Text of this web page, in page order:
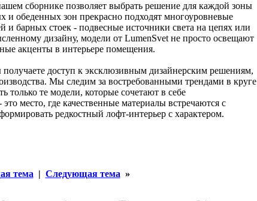
сборнике позволяет выбрать решение для каждой зоны
и обеденных зон прекрасно подходят многоуровневые
и барных стоек - подвесные источники света на цепях или
дизайну, модели от LumenSvet не просто освещают
акценты в интерьере помещения.
доступ к эксклюзивным дизайнерским решениям,
Мы следим за востребованными трендами в круге
только те модели, которые сочетают в себе
место, где качественные материалы встречаются с
редкостный лофт-интерьер с характером.
тема | Следующая тема »